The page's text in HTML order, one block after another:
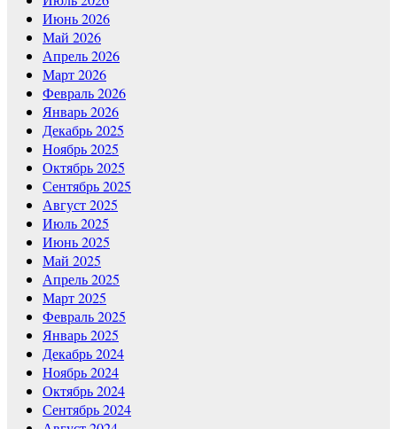
Июнь 2026
Май 2026
Апрель 2026
Март 2026
Февраль 2026
Январь 2026
Декабрь 2025
Ноябрь 2025
Октябрь 2025
Сентябрь 2025
Август 2025
Июль 2025
Июнь 2025
Май 2025
Апрель 2025
Март 2025
Февраль 2025
Январь 2025
Декабрь 2024
Ноябрь 2024
Октябрь 2024
Сентябрь 2024